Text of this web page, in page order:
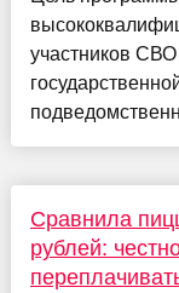
участников
Сравнила
рублей: